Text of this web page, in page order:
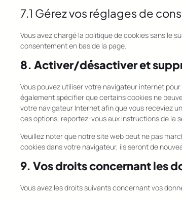
7.1 Gérez vos réglages de
Vous avez chargé la politique de cookies sans le
consentement en bas de la page.
8. Activer/désactiver et
Vous pouvez utiliser votre navigateur internet
également spécifier que certains cookies ne
votre navigateur Internet afin que vous receviez
ces options, reportez-vous aux instructions de la
Veuillez noter que notre site web peut ne pas
cookies dans votre navigateur, ils seront de
9. Vos droits concernant les
Vous avez les droits suivants concernant vos